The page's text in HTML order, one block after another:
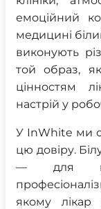
емоційний
медицині
виконують
той образ,
цінностям
настрій у
У InWhite ми
цю довіру.
— для
якому лікар